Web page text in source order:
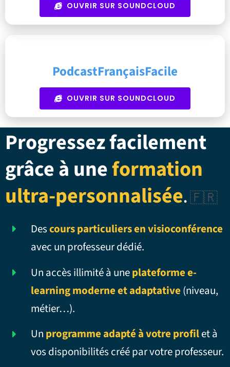
OUVRIR SUR SOUNDCLOUD
PodcastFrançaisFacile
OUVRIR SUR SOUNDCLOUD
Progressez facilement
grâce à uneformation
ultra-personnalisée.🇫🇷
Descours particuliers en visioconférence
avec un professeur dédié.
Un accès illimité à uneplateforme e-
learning moderne et adaptative (niveau,
métier…).
Un programme adapté à votre profilet à
vos disponibilités créé par votre professeur.